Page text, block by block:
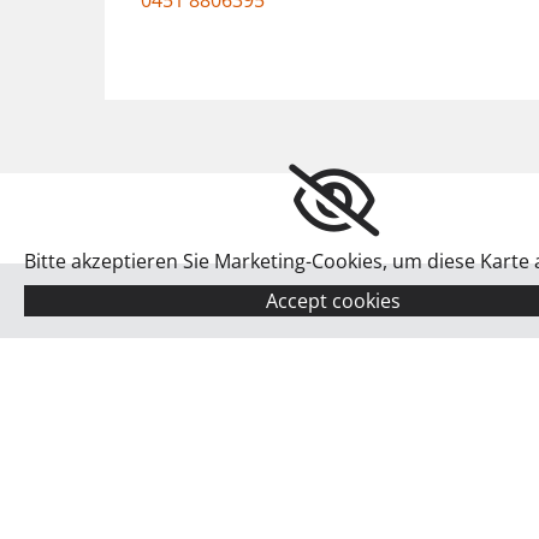
Bitte akzeptieren Sie Marketing-Cookies, um diese Karte
Accept cookies